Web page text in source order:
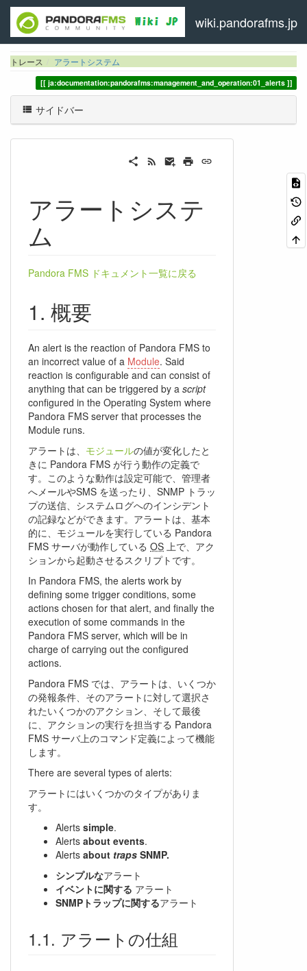
wiki.pandorafms.jp
トレース アラートシステム
ja:documentation:pandorafms:management_and_operation:01_alerts
サイドバー
アラートシステ
ム
Pandora FMS ドキュメント一覧に戻る
概要
An alert is the reaction of Pandora FMS to
an incorrect value of a Module. Said
reaction is configurable and can consist of
anything that can be triggered by a script
configured in the Operating System where
Pandora FMS server that processes the
Module runs.
アラートは、 モジュールの値が変化したと
きに Pandora FMS が行う動作の定義で
す。このような動作は設定可能で、管理者
へメールやSMS を送ったり、SNMP トラッ
プの送信、システムログへのインシデント
の記録などができます。アラートは、基本
的に、モジュールを実行している Pandora
FMS サーバが動作している OS 上で、アク
ションから起動させるスクリプトです。
In Pandora FMS, the alerts work by
defining some trigger conditions, some
actions chosen for that alert, and finally the
execution of some commands in the
Pandora FMS server, which will be in
charge of carrying out the configured
actions.
Pandora FMS では、アラートは、いくつか
の発報条件、そのアラートに対して選択さ
れたいくつかのアクション、そして最後
に、アクションの実行を担当する Pandora
FMS サーバ上のコマンド定義によって機能
します。
There are several types of alerts:
アラートにはいくつかのタイプがありま
す。
Alerts simple.
Alerts about events.
Alerts about traps SNMP.
シンプルなアラート
イベントに関する アラート
SNMPトラップに関するアラート
アラートの仕組